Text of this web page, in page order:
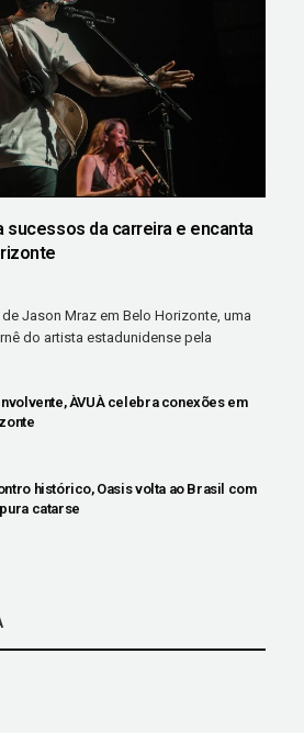
sucessos da carreira e encanta
Jason Mraz em Belo Horizonte, uma
do artista estadunidense pela
ÀVUÀ celebra conexões em
histórico, Oasis volta ao Brasil com
catarse